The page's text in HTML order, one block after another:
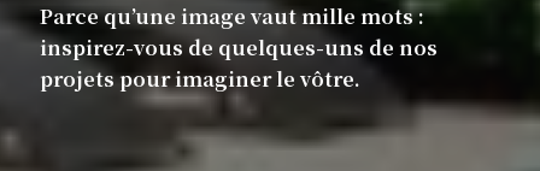
Parce qu’une image vaut mille mots :
inspirez-vous de quelques-uns de nos
projets pour imaginer le vôtre.